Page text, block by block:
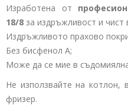
Изработена от
18/8 за издръжливост и чист
Издръжливото прахово
Без бисфенол А;
Може да се мие в
Не използвайте на котлон,
фризер.